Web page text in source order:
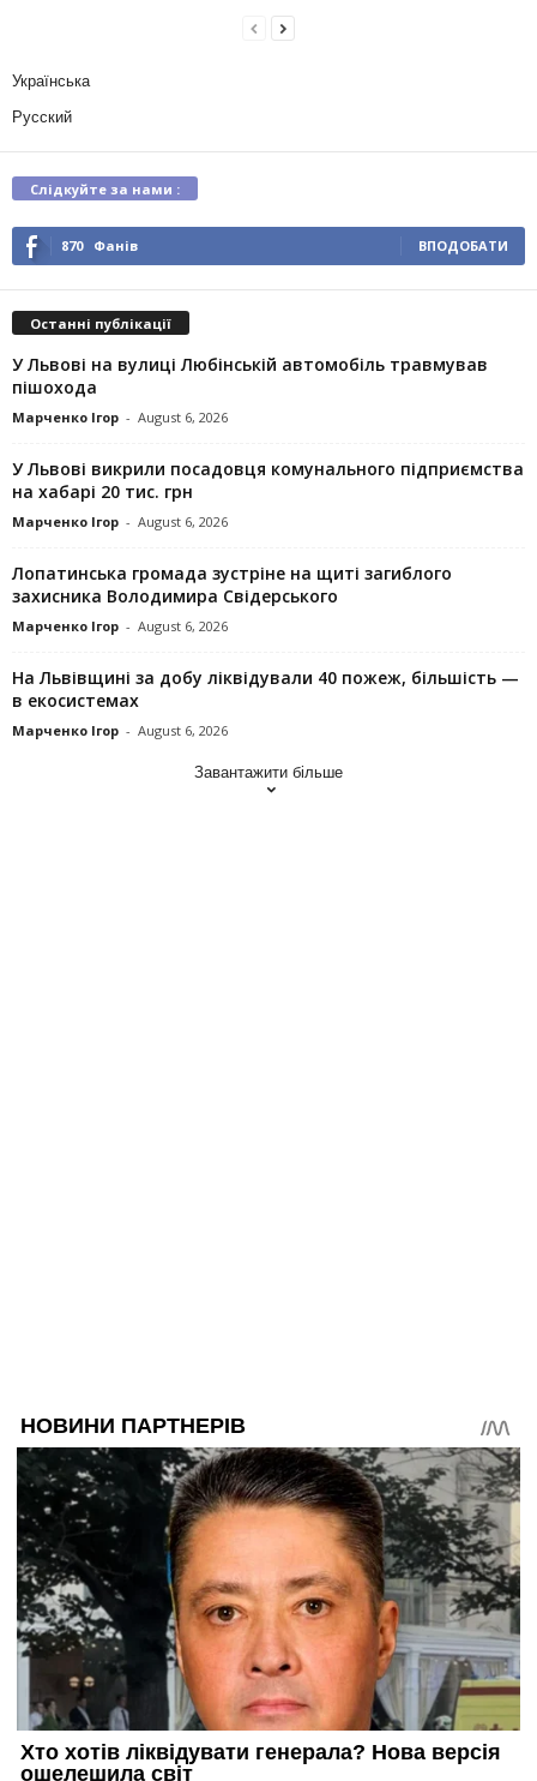
Українська
Русский
Слідкуйте за нами :
870 Фанів ВПОДОБАТИ
Останні публікації
У Львові на вулиці Любінській автомобіль травмував
пішохода
Марченко Ігор - August 6, 2026
У Львові викрили посадовця комунального підприємства
на хабарі 20 тис. грн
Марченко Ігор - August 6, 2026
Лопатинська громада зустріне на щиті загиблого
захисника Володимира Свідерського
Марченко Ігор - August 6, 2026
На Львівщині за добу ліквідували 40 пожеж, більшість —
в екосистемах
Марченко Ігор - August 6, 2026
Завантажити більше